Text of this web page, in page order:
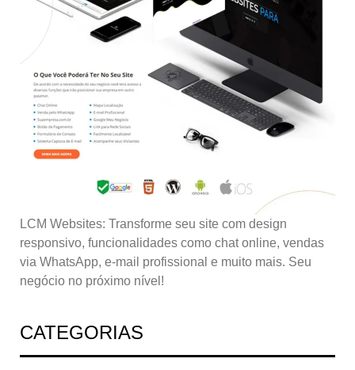
LCM Websites: Transforme seu site com design
responsivo, funcionalidades como chat online, vendas
via WhatsApp, e-mail profissional e muito mais. Seu
negócio no próximo nível!
CATEGORIAS